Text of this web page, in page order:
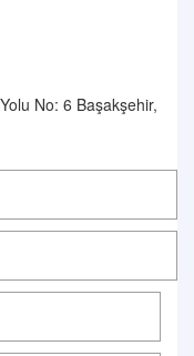
No: 6 Başakşehir,